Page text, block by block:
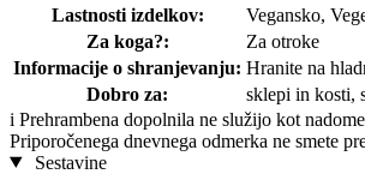
Lastnosti izdelkov:
Vegansko,
Za koga?:
Za otroke
Informacije o shranjevanju: Hranite na
Dobro za:
sklepi in kosti,
i Prehrambena dopolnila ne služijo kot
Priporočenega dnevnega odmerka ne smete
Sestavine